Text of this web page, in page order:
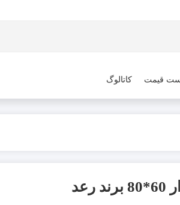
قیمت کاتالوگ